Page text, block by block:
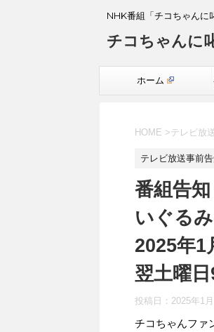
NHK番組「チコちゃんに
チコちゃんに
ホーム
HOME >テレビ放
テレビ放送事前
番組告
いぐる
2025年1
翌土曜
投稿日： 2025年1
チコちゃんファ